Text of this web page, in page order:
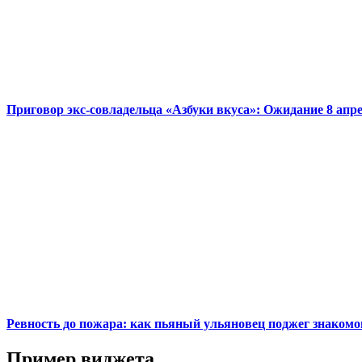
Приговор экс-совладельца «Азбуки вкуса»: Ожидание 8
Ревность до пожара: как пьяный ульяновец поджег